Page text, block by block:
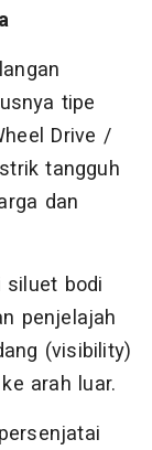
tipe
Drive /
tangguh
dan
siluet bodi
penjelajah
(visibility)
arah luar.